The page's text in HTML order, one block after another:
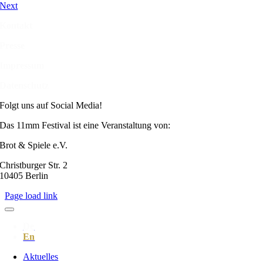
Next
Folgt uns auf Social Media!
Das 11mm Festival ist eine Veranstaltung von:
Brot & Spiele e.V.
Christburger Str. 2
10405 Berlin
Page load link
Aktuelles